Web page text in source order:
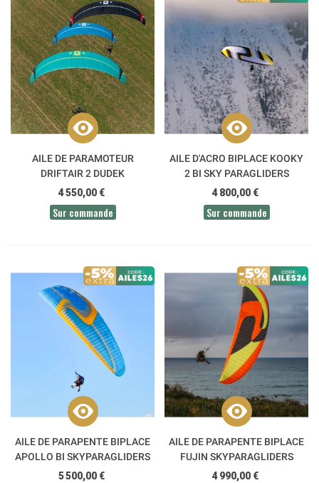
AILE DE PARAMOTEUR
DRIFTAIR 2 DUDEK
4 550,00 €
Sur commande
AILE D'ACRO BIPLACE KOOKY
2 BI SKY PARAGLIDERS
4 800,00 €
Sur commande
AILE DE PARAPENTE BIPLACE
APOLLO BI SKYPARAGLIDERS
5 500,00 €
AILE DE PARAPENTE BIPLACE
FUJIN SKYPARAGLIDERS
4 990,00 €